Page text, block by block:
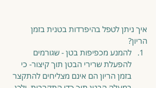
איך ניתן לטפל בהיפרדות בטנית בזמן
הריון?
להמנע מכפיפות בטן - שגורמים
להפעלת שרירי הבטן תוך קיצור- כי
בזמן הריון הם אינם מצליחים להתקצר